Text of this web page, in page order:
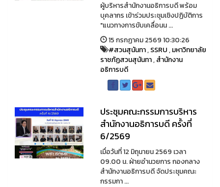
ผู้บริหารสำนักงานอธิการบดี พร้อม
บุคลากร เข้าร่วมประชุมเชิงปฏิบัติการ
"แนวทางการขับเคลื่อนน ...
15 กรกฏาคม 2569 10:30:26
#สวนสุนันทา,SSRU,มหาวิทยาลัย
ราชภัฏสวนสุนันทา,สำนักงาน
อธิการบดี
ประชุมคณะกรรมการบริหาร
สำนักงานอธิการบดี ครั้งที่
6/2569
เมื่อวันที่ 12 มิถุนายน 2569 เวลา
09.00 น. ฝ่ายอำนวยการ กองกลาง
สำนักงานอธิการบดี จัดประชุมคณะ
กรรมกา ...